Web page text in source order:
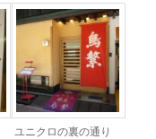
ユニクロの裏の通り